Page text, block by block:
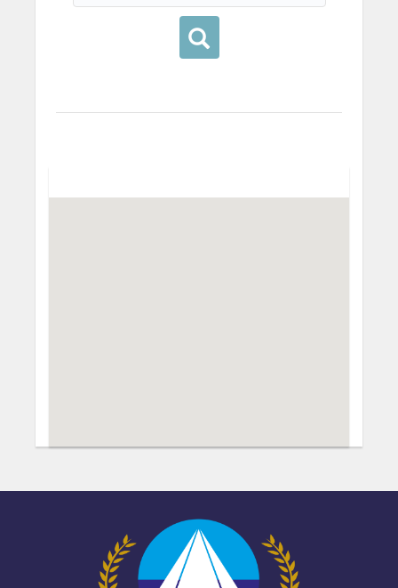
Buscar